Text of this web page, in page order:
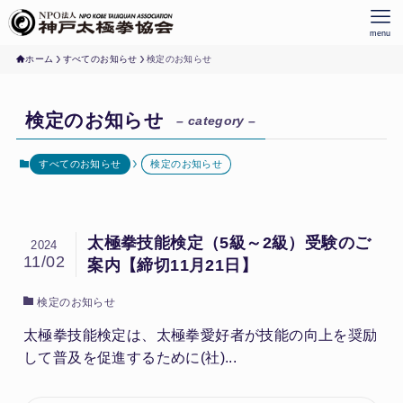
menu
ホーム すべてのお知らせ 検定のお知らせ
検定のお知らせ – category –
すべてのお知らせ 検定のお知らせ
太極拳技能検定（5級～2級）受験のご
案内【締切11月21日】
2024
11/02
検定のお知らせ
太極拳技能検定は、太極拳愛好者が技能の向上を奨励
して普及を促進するために(社)...